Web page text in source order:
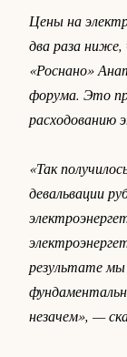
Цены на
два раза ниже,
«Роснано»
форума. Это
расходованию
«Так
девальвации
результате мы
незачем», —